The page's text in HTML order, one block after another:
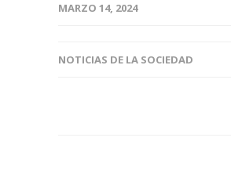
MARZO 14, 2024
NOTICIAS DE LA SOCIEDAD